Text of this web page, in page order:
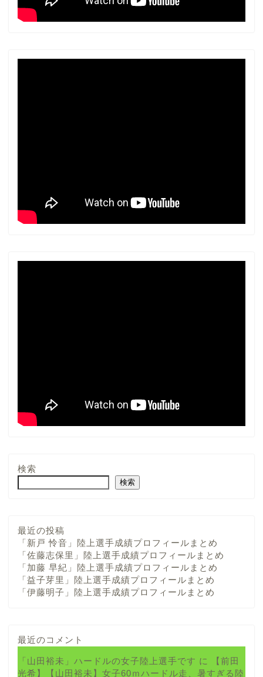
検索
検索
最近の投稿
「新戸 怜音」陸上選手成績プロフィールまとめ
「佐藤志保里」陸上選手成績プロフィールまとめ
「加藤 早紀」陸上選手成績プロフィールまとめ
「益子芽里」陸上選手成績プロフィールまとめ
「伊藤明子」陸上選手成績プロフィールまとめ
最近のコメント
「山田裕未」ハードルの女子陸上選手です に
【前田
光希】【山田裕未】女子60ｍハードル走、暑すぎる陸